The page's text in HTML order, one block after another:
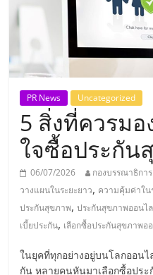
รวม
ธุรกิจ
เอ
ส
เอ็
มอี
PR News Uncategorized
5 สิ่งที่ควรม
ใจซื้อประกัน
06/07/2026 กองบรรณาธิกา
วางแผนในระยะยาว, ความคุ้มค่าใน
ประกันสุขภาพ,ประกันสุขภาพออนไ
เบี้ยประกัน, เลือกซื้อประกันสุขภาพอ
ในยุคที่ทุกอย่างอยู่บนโลกออน
กัน หลายคนหันมาเลือกซื้อปร